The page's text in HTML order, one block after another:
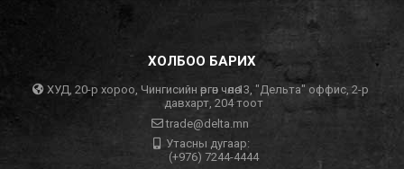
ХОЛБОО БАРИХ
ХУД, 20-р хороо, Чингисийн өргөн чөлөө 13, "Дельта" оффис, 2-р
давхарт, 204 тоот
trade@delta.mn
Утасны дугаар:
(+976) 7244-4444